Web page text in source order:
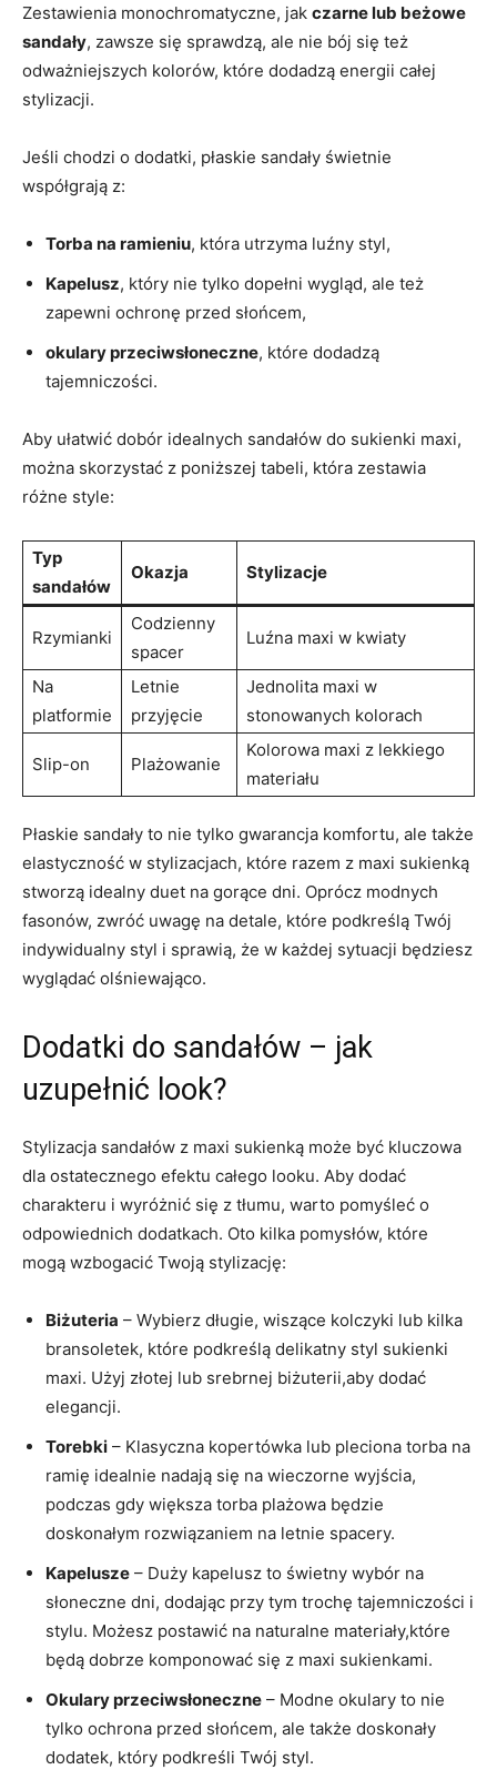
Zestawienia monochromatyczne, jak czarne lub beżowe
sandały, zawsze się sprawdzą, ale nie bój się też
odważniejszych kolorów, które dodadzą energii całej
stylizacji.
Jeśli chodzi o dodatki, płaskie sandały świetnie
współgrają z:
Torba na ramieniu, która utrzyma luźny styl,
Kapelusz, który nie tylko dopełni wygląd, ale też
zapewni ochronę przed słońcem,
okulary przeciwsłoneczne, które dodadzą
tajemniczości.
Aby ułatwić dobór idealnych sandałów do sukienki maxi,
można skorzystać z poniższej tabeli, która zestawia
różne style:
Typ
sandałów
Okazja Stylizacje
Rzymianki
Codzienny
spacer
Luźna maxi w kwiaty
Na
platformie
Letnie
przyjęcie
Jednolita maxi w
stonowanych kolorach
Slip-on Plażowanie
Kolorowa maxi z lekkiego
materiału
Płaskie sandały to nie tylko gwarancja komfortu, ale także
elastyczność w stylizacjach, które razem z maxi sukienką
stworzą idealny duet na gorące dni. Oprócz modnych
fasonów, zwróć uwagę na detale, które podkreślą Twój
indywidualny styl i sprawią, że w każdej sytuacji będziesz
wyglądać olśniewająco.
Dodatki do sandałów – jak
uzupełnić look?
Stylizacja sandałów z maxi sukienką może być kluczowa
dla ostatecznego efektu całego looku. Aby dodać
charakteru i wyróżnić się z tłumu, warto pomyśleć o
odpowiednich dodatkach. Oto kilka pomysłów, które
mogą wzbogacić Twoją stylizację:
Biżuteria – Wybierz długie, wiszące kolczyki lub kilka
bransoletek, które podkreślą delikatny styl sukienki
maxi. Użyj złotej lub srebrnej biżuterii,aby dodać
elegancji.
Torebki – Klasyczna kopertówka lub pleciona torba na
ramię idealnie nadają się na wieczorne wyjścia,
podczas gdy większa torba plażowa będzie
doskonałym rozwiązaniem na letnie spacery.
Kapelusze – Duży kapelusz to świetny wybór na
słoneczne dni, dodając przy tym trochę tajemniczości i
stylu. Możesz postawić na naturalne materiały,które
będą dobrze komponować się z maxi sukienkami.
Okulary przeciwsłoneczne – Modne okulary to nie
tylko ochrona przed słońcem, ale także doskonały
dodatek, który podkreśli Twój styl.